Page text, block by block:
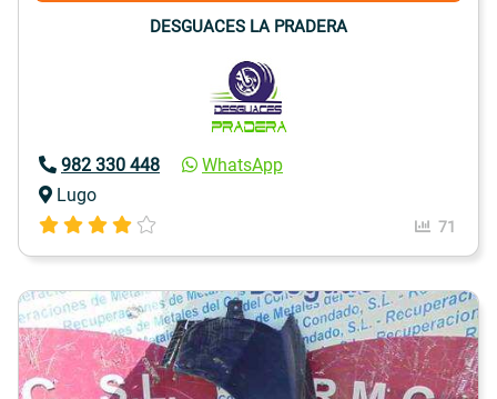
DESGUACES LA PRADERA
982 330 448
WhatsApp
Lugo
71